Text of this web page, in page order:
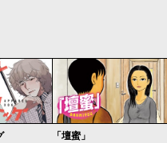
「壇蜜」